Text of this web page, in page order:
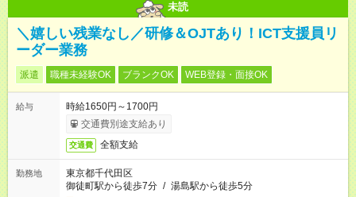
未読
＼嬉しい残業なし／研修＆OJTあり！ICT支援員リ
ーダー業務
派遣 職種未経験OK ブランクOK WEB登録・面接OK
給与
時給1650円～1700円
交通費別途支給あり
交通費 全額支給
勤務地
東京都千代田区
御徒町駅から徒歩7分 / 湯島駅から徒歩5分